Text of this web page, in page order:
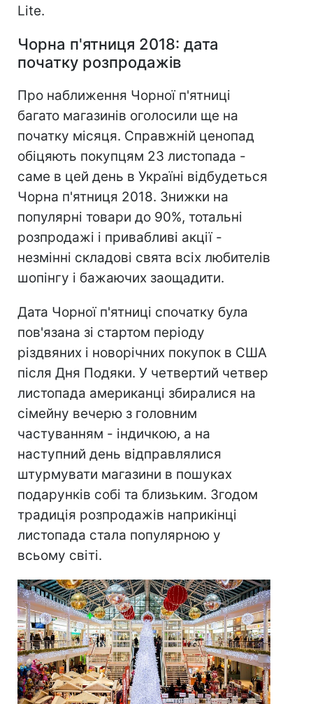
Lite.
Чорна п'ятниця 2018: дата
початку розпродажів
Про наближення Чорної п'ятниці
багато магазинів оголосили ще на
початку місяця. Справжній ценопад
обіцяють покупцям 23 листопада -
саме в цей день в Україні відбудеться
Чорна п'ятниця 2018. Знижки на
популярні товари до 90%, тотальні
розпродажі і привабливі акції -
незмінні складові свята всіх любителів
шопінгу і бажаючих заощадити.
Дата Чорної п'ятниці спочатку була
пов'язана зі стартом періоду
різдвяних і новорічних покупок в США
після Дня Подяки. У четвертий четвер
листопада американці збиралися на
сімейну вечерю з головним
частуванням - індичкою, а на
наступний день відправлялися
штурмувати магазини в пошуках
подарунків собі та близьким. Згодом
традиція розпродажів наприкінці
листопада стала популярною у
всьому світі.